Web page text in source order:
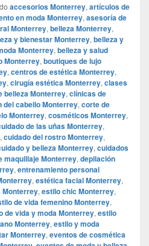
accesorios Monterrey, artículos de
en moda Monterrey, asesoría de
Monterrey, belleza Monterrey,
y bienestar Monterrey, belleza y
Monterrey, belleza y salud
Monterrey, boutiques de lujo
, centros de estética Monterrey,
, cirugía estética Monterrey, clases
belleza Monterrey, clínicas de
del cabello Monterrey, corte de
Monterrey, cosméticos Monterrey,
de las uñas Monterrey,
, cuidado del rostro Monterrey,
y belleza Monterrey, cuidados
maquillaje Monterrey, depilación
, entrenamiento personal
, estética facial Monterrey,
, estilo chic Monterrey,
de vida femenino Monterrey,
de vida y moda Monterrey, estilo
Monterrey, estilo y moda
Monterrey, eventos de cosmética